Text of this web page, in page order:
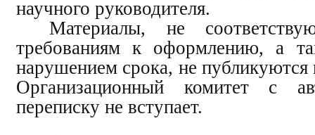
научного руководителя.
Материалы, не
требованиям к оформлению, а
нарушением срока, не
Организационный комитет с
переписку не вступает.